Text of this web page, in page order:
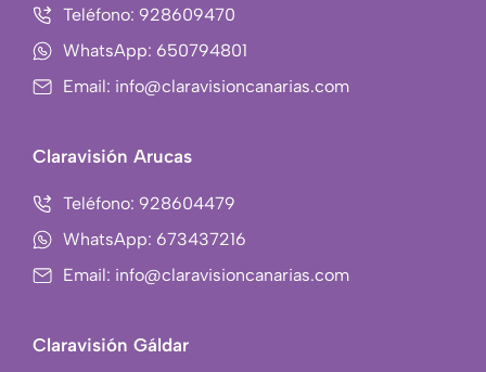
b
o
o
k
s
m
-
Teléfono: 928609470
WhatsApp: 650794801
Email: info@claravisioncanarias.com
Claravisión Arucas
Teléfono: 928604479
WhatsApp: 673437216
Email: info@claravisioncanarias.com
Claravisión Gáldar